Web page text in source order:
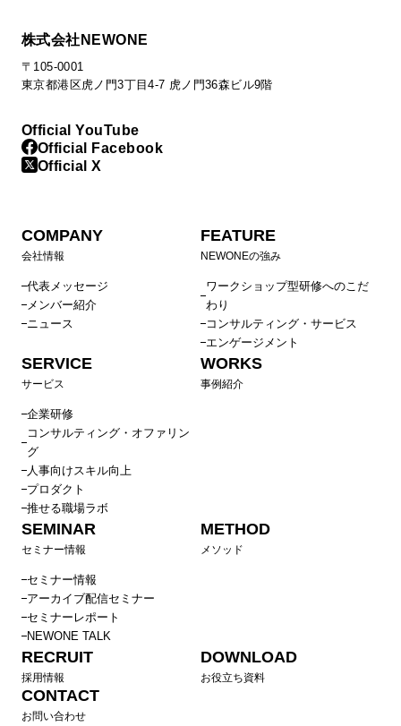
株式会社NEWONE
〒105-0001
東京都港区虎ノ門3丁目4-7 虎ノ門36森ビル9階
Official YouTube
Official Facebook
Official X
COMPANY
会社情報
代表メッセージ
メンバー紹介
ニュース
FEATURE
NEWONEの強み
ワークショップ型研修へのこだ
わり
コンサルティング・サービス
エンゲージメント
SERVICE
サービス
企業研修
コンサルティング・オファリン
グ
人事向けスキル向上
プロダクト
推せる職場ラボ
WORKS
事例紹介
SEMINAR
セミナー情報
セミナー情報
アーカイブ配信セミナー
セミナーレポート
NEWONE TALK
METHOD
メソッド
RECRUIT
採用情報
DOWNLOAD
お役立ち資料
CONTACT
お問い合わせ